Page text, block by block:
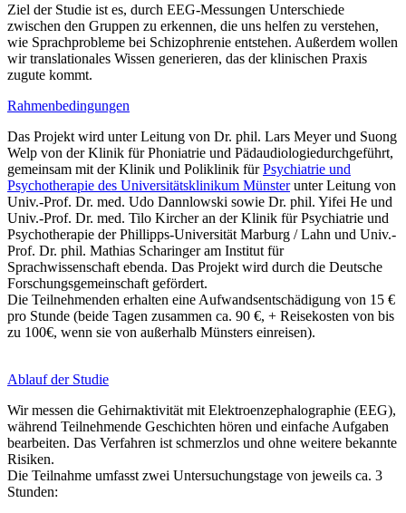
Ziel der Studie ist es, durch EEG-Messungen Unterschiede
zwischen den Gruppen zu erkennen, die uns helfen zu verstehen,
wie Sprachprobleme bei Schizophrenie entstehen. Außerdem wollen
wir translationales Wissen generieren, das der klinischen Praxis
zugute kommt.
Rahmenbedingungen
Das Projekt wird unter Leitung von Dr. phil. Lars Meyer und Suong
Welp von der Klinik für Phoniatrie und Pädaudiologiedurchgeführt,
gemeinsam mit der Klinik und Poliklinik fürPsychiatrie und
Psychotherapie des Universitätsklinikum Münsterunter Leitung von
Univ.-Prof. Dr. med. Udo Dannlowski sowie Dr. phil. Yifei He und
Univ.-Prof. Dr. med. Tilo Kircher an der Klinik für Psychiatrie und
Psychotherapie der Phillipps-Universität Marburg / Lahn und Univ.-
Prof. Dr. phil. Mathias Scharinger am Institut für
Sprachwissenschaft ebenda. Das Projekt wird durch die Deutsche
Forschungsgemeinschaft gefördert.
Die Teilnehmenden erhalten eine Aufwandsentschädigung von 15 €
pro Stunde (beide Tagen zusammen ca. 90 €, + Reisekosten von bis
zu 100€, wenn sie von außerhalb Münsters einreisen).
Ablauf der Studie
Wir messen die Gehirnaktivität mit Elektroenzephalographie (EEG),
während Teilnehmende Geschichten hören und einfache Aufgaben
bearbeiten. Das Verfahren ist schmerzlos und ohne weitere bekannte
Risiken.
Die Teilnahme umfasst zwei Untersuchungstage von jeweils ca. 3
Stunden: